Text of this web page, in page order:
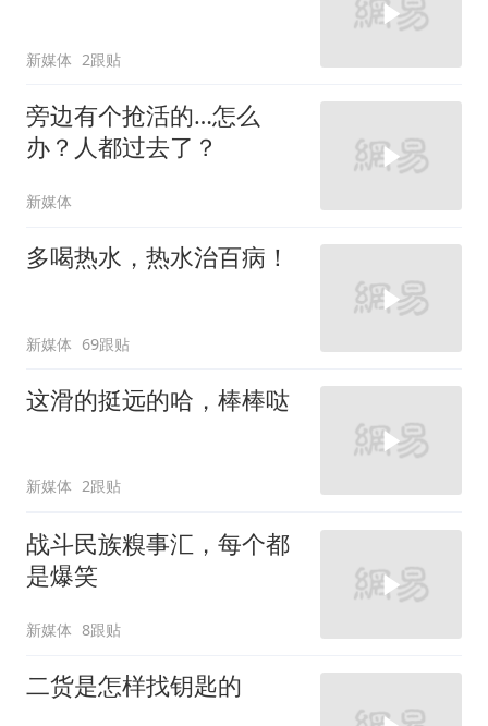
新媒体 2跟贴
旁边有个抢活的…怎么
办？人都过去了？
新媒体
多喝热水，热水治百病！
新媒体 69跟贴
这滑的挺远的哈，棒棒哒
新媒体 2跟贴
战斗民族糗事汇，每个都
是爆笑
新媒体 8跟贴
二货是怎样找钥匙的